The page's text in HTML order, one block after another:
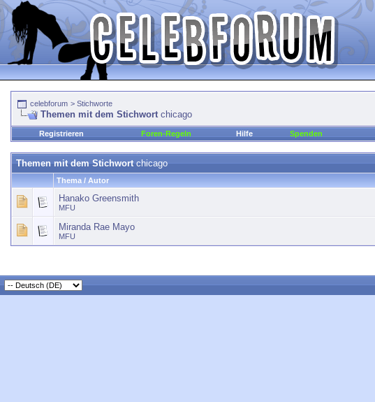
celebforum > Stichworte
Themen mit dem Stichwort chicago
Registrieren
Foren-Regeln Hilfe Spenden
Themen mit dem Stichwortchicago
Thema / Autor
Hanako Greensmith
MFU
Miranda Rae Mayo
MFU